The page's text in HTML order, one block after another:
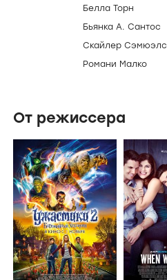
Белла Торн
Бьянка А. Сантос
Скайлер Сэмюэлс
Романи Малко
От режиссера